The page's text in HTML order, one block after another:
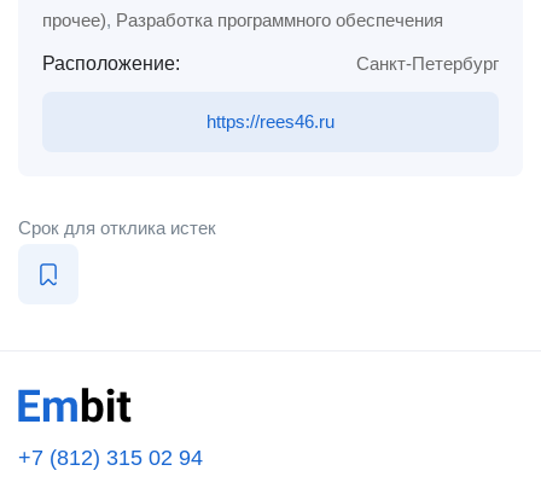
прочее), Разработка программного обеспечения
Расположение: Санкт-Петербург
https://rees46.ru
Срок для отклика истек
+7 (812) 315 02 94